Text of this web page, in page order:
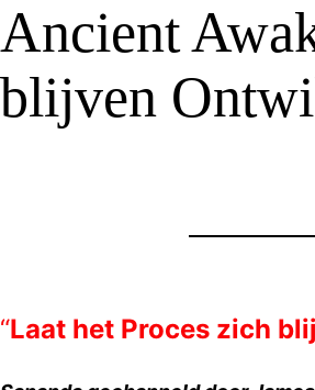
Ancient
blijven
“Laat het Proces zich